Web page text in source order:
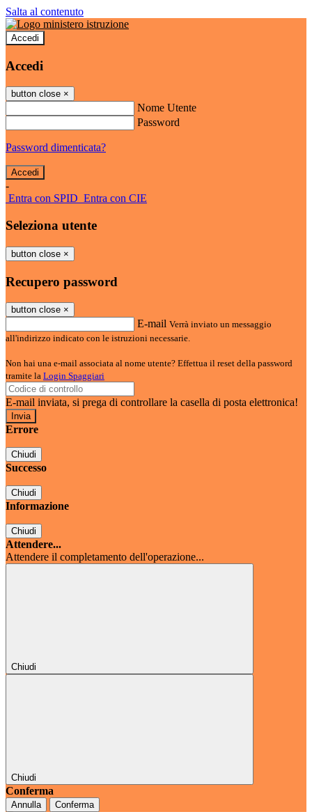
Salta al contenuto
Accedi
Accedi
button close ×
Nome Utente
Password
Password dimenticata?
-
Entra con SPID Entra con CIE
Seleziona utente
button close ×
Recupero password
button close ×
E-mail Verrà inviato un messaggio
all'indirizzo indicato con le istruzioni necessarie.
Non hai una e-mail associata al nome utente? Effettua il reset della password
tramite la Login Spaggiari
E-mail inviata, si prega di controllare la casella di posta elettronica!
Errore
Chiudi
Successo
Chiudi
Informazione
Chiudi
Attendere...
Attendere il completamento dell'operazione...
Chiudi
Chiudi
Conferma
Annulla Conferma